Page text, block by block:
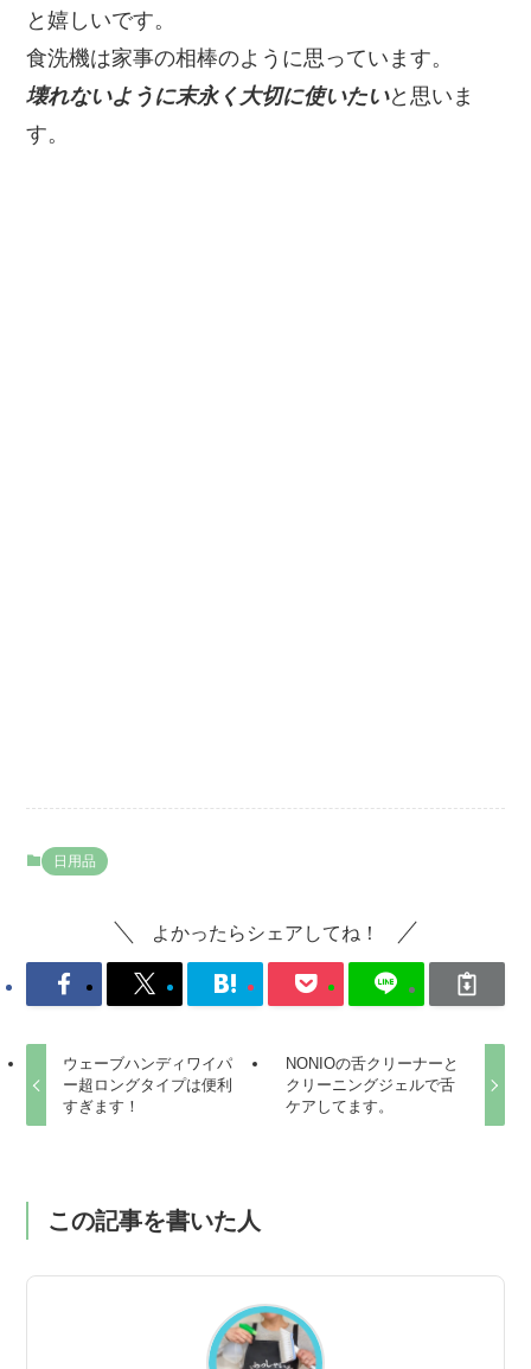
と嬉しいです。
食洗機は家事の相棒のように思っています。
壊れないように末永く大切に使いたいと思いま
す。
日用品
よかったらシェアしてね！
ウェーブハンディワイパ
ー超ロングタイプは便利
すぎます！
NONIOの舌クリーナーと
クリーニングジェルで舌
ケアしてます。
この記事を書いた人